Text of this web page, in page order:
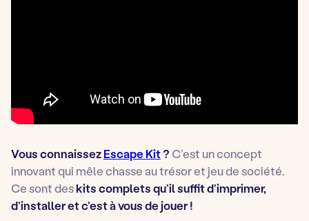
Vous connaissezEscape Kit? C’est un concept
innovant qui mêle chasse au trésor et jeu de société.
Ce sont deskits complets qu’il suffit d’imprimer,
d’installer et c’est à vous de jouer !